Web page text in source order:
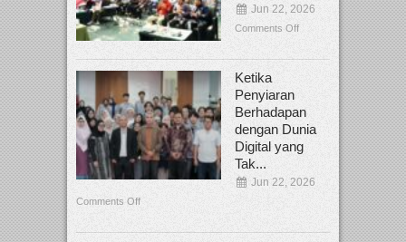
Jun 22, 2026
Comments Off
Ketika
Penyiaran
Berhadapan
dengan Dunia
Digital yang
Tak...
Jun 22, 2026
Comments Off